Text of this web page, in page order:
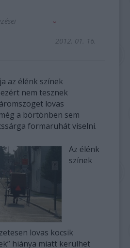
2012. 01. 16.
az élénk színek
nem tesznek
lovas
a börtönben sem
formaruhát viselni.
Az élénk
színek
lovas kocsik
hiánya miatt kerülhet